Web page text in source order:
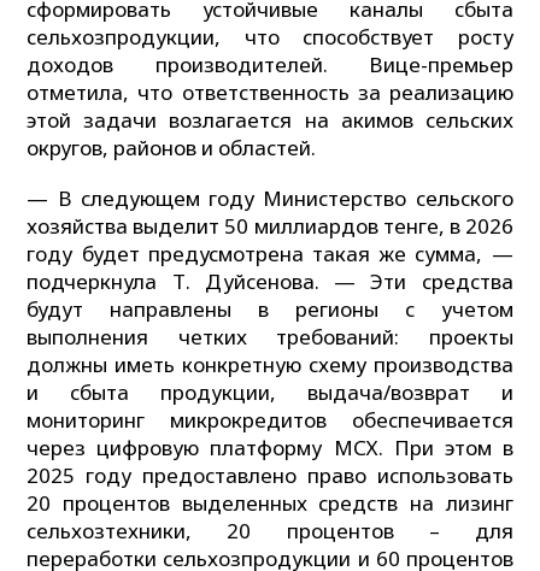
сформировать устойчивые каналы сбыта
сельхозпродукции, что способствует росту
доходов производителей. Вице-премьер
отметила, что ответственность за реализацию
этой задачи возлагается на акимов сельских
округов, районов и областей.
— В следующем году Министерство сельского
хозяйства выделит 50 миллиардов тенге, в 2026
году будет предусмотрена такая же сумма, —
подчеркнула Т. Дуйсенова. — Эти средства
будут направлены в регионы с учетом
выполнения четких требований: проекты
должны иметь конкретную схему производства
и сбыта продукции, выдача/возврат и
мониторинг микрокредитов обеспечивается
через цифровую платформу МСХ. При этом в
2025 году предоставлено право использовать
20 процентов выделенных средств на лизинг
сельхозтехники, 20 процентов – для
переработки сельхозпродукции и 60 процентов